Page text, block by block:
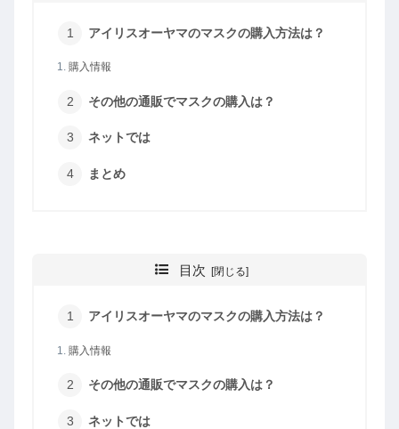
アイリスオーヤマのマスクの購入方法は？
購入情報
その他の通販でマスクの購入は？
ネットでは
まとめ
目次
アイリスオーヤマのマスクの購入方法は？
購入情報
その他の通販でマスクの購入は？
ネットでは